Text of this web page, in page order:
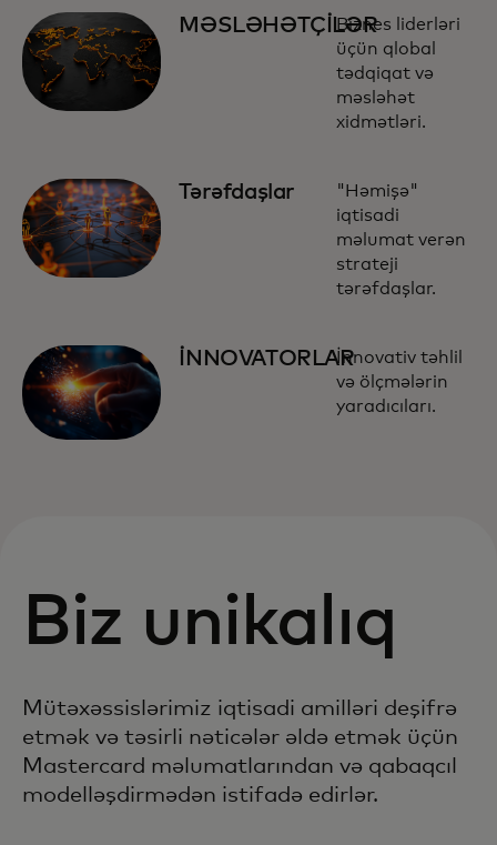
MƏSLƏHƏTÇİLƏRBiznes liderləri
üçün qlobal
tədqiqat və
məsləhət
xidmətləri.
Tərəfdaşlar
"Həmişə"
iqtisadi
məlumat verən
strateji
tərəfdaşlar.
İNNOVATORLARİnnovativ təhlil
və ölçmələrin
yaradıcıları.
Biz unikalıq
Mütəxəssislərimiz iqtisadi amilləri deşifrə
etmək və təsirli nəticələr əldə etmək üçün
Mastercard məlumatlarından və qabaqcıl
modelləşdirmədən istifadə edirlər.